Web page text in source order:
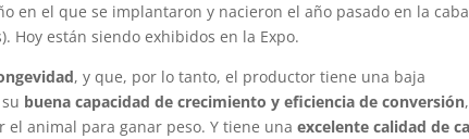
en el que se implantaron y nacieron el año pasado en la
Hoy están siendo exhibidos en la Expo.
, y que, por lo tanto, el productor tiene una baja
buena capacidad de crecimiento y eficiencia de conversión
animal para ganar peso. Y tiene unaexcelente calidad de